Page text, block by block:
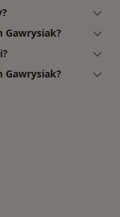
Gawrysiak?
Gawrysiak?